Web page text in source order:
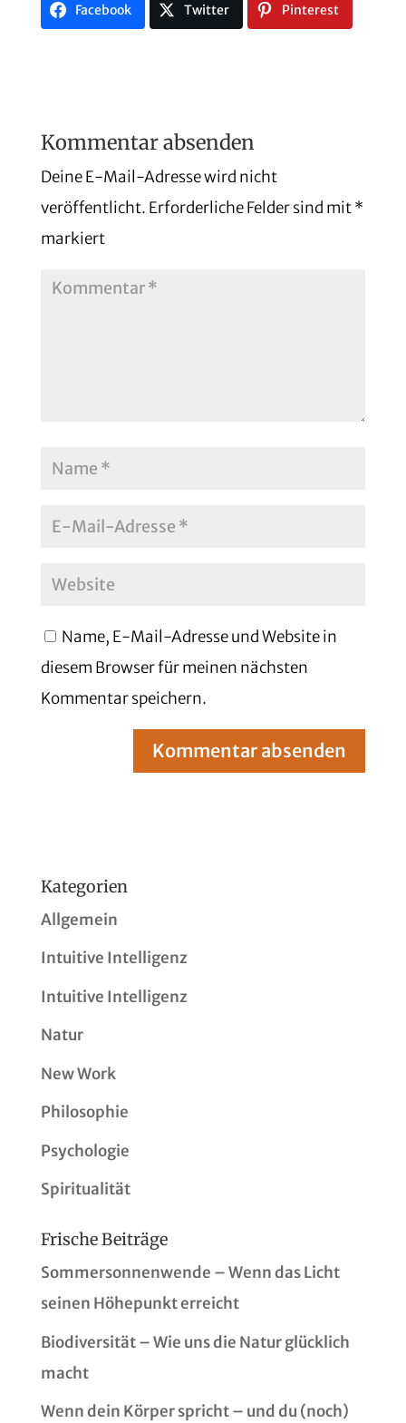
Facebook Twitter Pinterest
Kommentar absenden
Deine E-Mail-Adresse wird nicht
veröffentlicht. Erforderliche Felder sind mit*
markiert
Name, E-Mail-Adresse und Website in
diesem Browser für meinen nächsten
Kommentar speichern.
Kategorien
Allgemein
Intuitive Intelligenz
Intuitive Intelligenz
Natur
New Work
Philosophie
Psychologie
Spiritualität
Frische Beiträge
Sommersonnenwende – Wenn das Licht
seinen Höhepunkt erreicht
Biodiversität – Wie uns die Natur glücklich
macht
Wenn dein Körper spricht – und du (noch)